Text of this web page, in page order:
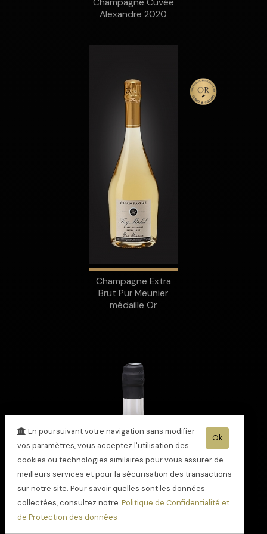
Champagne Cuvée
Alexandre 2020
Champagne Extra
Brut Pur Meunier
médaille Or
Ok
En poursuivant votre navigation sans modifier
vos paramètres, vous acceptez l'utilisation des
cookies ou technologies similaires pour vous assurer de
meilleurs services et pour la sécurisation des transactions
sur notre site. Pour savoir quelles sont les données
collectées, consultez notre Politique de Confidentialité et
de Protection des données